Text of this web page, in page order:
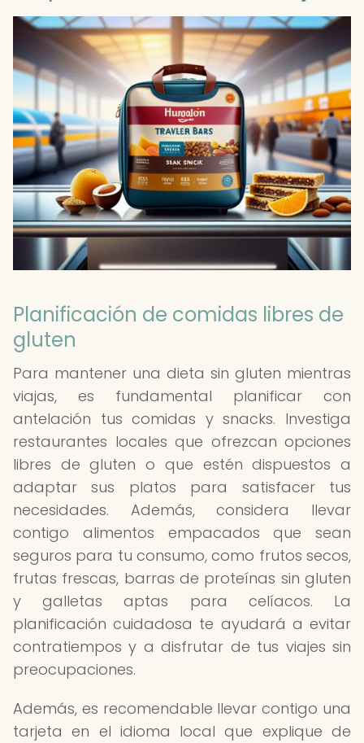
Planificación de comidas libres de
gluten
Para mantener una dieta sin gluten mientras
viajas, es fundamental planificar con
antelación tus comidas y snacks. Investiga
restaurantes locales que ofrezcan opciones
libres de gluten o que estén dispuestos a
adaptar sus platos para satisfacer tus
necesidades. Además, considera llevar
contigo alimentos empacados que sean
seguros para tu consumo, como frutos secos,
frutas frescas, barras de proteínas sin gluten
y galletas aptas para celíacos. La
planificación cuidadosa te ayudará a evitar
contratiempos y a disfrutar de tus viajes sin
preocupaciones.
Además, es recomendable llevar contigo una
tarjeta en el idioma local que explique de